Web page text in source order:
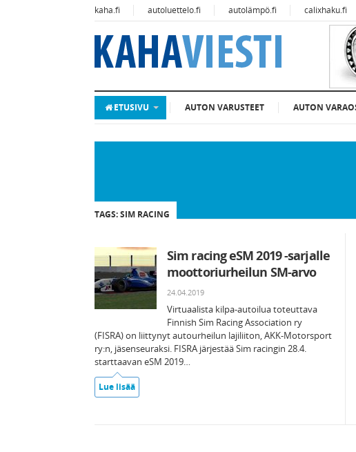
kaha.fi autoluettelo.fi autolämpö.fi calixhaku.fi
ETUSIVU AUTON VARUSTEET AUTON
TAGS: SIM RACING
Sim racing eSM 2019 -sarjalle
moottoriurheilun SM-arvo
24.04.2019
Virtuaalista kilpa-autoilua toteuttava
Finnish Sim Racing Association ry
(FISRA) on liittynyt autourheilun lajiliiton, AKK-Motorsport
ry:n, jäsenseuraksi. FISRA järjestää Sim racingin 28.4.
starttaavan eSM 2019…
Lue lisää